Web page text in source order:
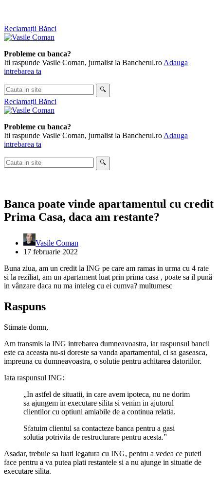
Sari
la
Reclamații Bănci
Probleme cu banca?
Iti raspunde Vasile Coman, jurnalist la Bancherul.ro Adauga
intrebarea ta
Cauta
in
site
🔍
Reclamații Bănci
Probleme cu banca?
Iti raspunde Vasile Coman, jurnalist la Bancherul.ro Adauga
intrebarea ta
Cauta
in
🔍
Banca poate vinde apartamentul cu credit
Prima Casa, daca am restante?
Vasile Coman
17 februarie 2022
Buna ziua, am un credit la ING pe care am ramas in urma cu 4 rate
si la reziliat, am un apartament luat prin prima casa , poate sa il pună
in vânzare daca nu ma inteleg cu ei cumva? multumesc
Raspuns
Stimate domn,
Am transmis la ING intrebarea dumneavoastra, iar raspunsul bancii
este ca aceasta nu-si doreste sa vanda apartamentul, ci sa gaseasca,
impreuna cu dumneavoastra, o solutie pentru achitarea datoriilor.
Iata raspunsul ING:
„In astfel de situatii, in care avem ipoteca, nu ne dorim
sa ajungem in executare silita si venim in ajutorul
clientilor cu optiuni amiabile de a continua relatia.
Sfatuim clientul sa contacteze banca pentru a gasi
solutia potrivita de restructurare pentru acesta.”
Asadar, trebuie sa luati legatura cu ING, pentru a vedea ce puteti
face pentru a va putea plati restantele si a nu ajunge in situatie de
executare silita.